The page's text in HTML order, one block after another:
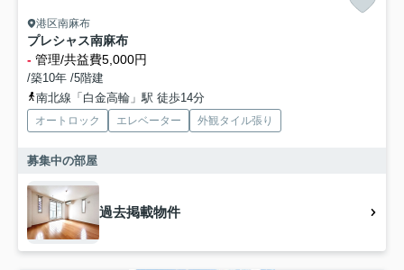
港区南麻布
プレシャス南麻布
- 管理/共益費5,000円
/築10年 /5階建
南北線「白金高輪」駅 徒歩14分
オートロック エレベーター 外観タイル張り
募集中の部屋
過去掲載物件